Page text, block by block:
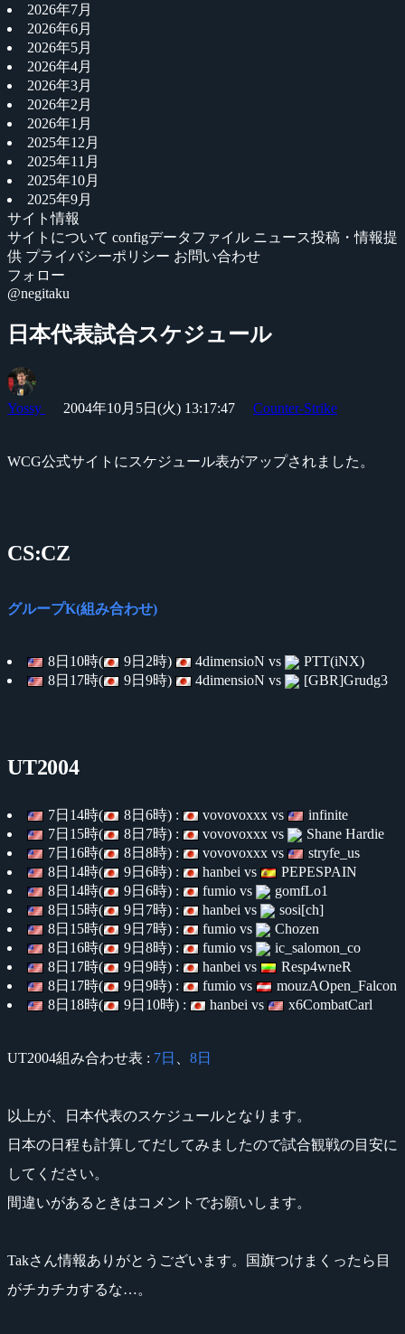
2026年7月
2026年6月
2026年5月
2026年4月
2026年3月
2026年2月
2026年1月
2025年12月
2025年11月
2025年10月
2025年9月
サイト情報
サイトについて configデータファイル ニュース投稿・情報提
供 プライバシーポリシー お問い合わせ
フォロー
@negitaku
日本代表試合スケジュール
Yossy 2004年10月5日(火) 13:17:47 Counter-Strike
WCG公式サイトにスケジュール表がアップされました。
CS:CZ
グループK(組み合わせ)
8日10時( 9日2時) 4dimensioN vs
PTT(iNX)
8日17時(
9日9時) 4dimensioN vs [GBR]Grudg3
UT2004
7日14時( 8日6時) : vovovoxxx vs
infinite
7日15時(
8日7時) : vovovoxxx vs
Shane Hardie
7日16時(
8日8時) : vovovoxxx vs
stryfe_us
8日14時(
9日6時) : hanbei vs
PEPESPAIN
8日14時(
9日6時) : fumio vs
gomfLo1
8日15時(
9日7時) : hanbei vs
sosi[ch]
8日15時(
9日7時) : fumio vs
Chozen
8日16時(
9日8時) : fumio vs
ic_salomon_co
8日17時(
9日9時) : hanbei vs
Resp4wneR
8日17時(
9日9時) : fumio vs
mouzAOpen_Falcon
8日18時(
9日10時) : hanbei vs x6CombatCarl
UT2004組み合わせ表 : 7日 8日
以上が、日本代表のスケジュールとなります。
日本の日程も計算してだしてみましたので試合観戦の目安に
してください。
間違いがあるときはコメントでお願いします。
Takさん情報ありがとうございます。国旗つけまくったら目
がチカチカするな…。